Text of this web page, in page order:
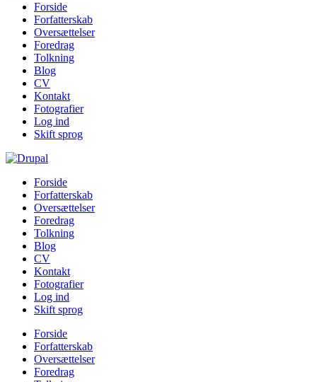
Forside
Forfatterskab
Oversættelser
Foredrag
Tolkning
Blog
CV
Kontakt
Fotografier
Log ind
Skift sprog
Forside
Forfatterskab
Oversættelser
Foredrag
Tolkning
Blog
CV
Kontakt
Fotografier
Log ind
Skift sprog
Forside
Forfatterskab
Oversættelser
Foredrag